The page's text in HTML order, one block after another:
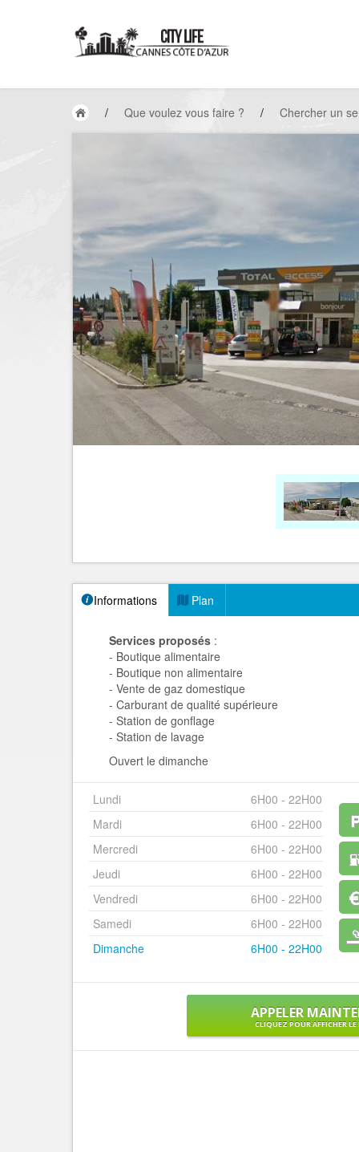
/ Que voulez vous faire ? / Chercher un
Informations Plan
Services proposés :
- Boutique alimentaire
- Boutique non alimentaire
- Vente de gaz domestique
- Carburant de qualité supérieure
- Station de gonflage
- Station de lavage
Ouvert le dimanche
Lundi
6H00 - 22H00
Mardi
6H00 - 22H00
Mercredi
6H00 - 22H00
Jeudi
6H00 - 22H00
Vendredi
6H00 - 22H00
Samedi
6H00 - 22H00
Dimanche
6H00 - 22H00
APPELER
CLIQUEZ POUR AFFICHER